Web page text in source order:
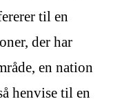
til en
der har
en nation
henvise til en